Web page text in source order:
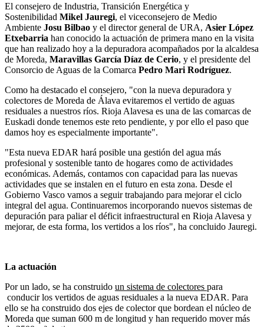
El consejero de Industria, Transición Energética y
Sostenibilidad Mikel Jauregi, el viceconsejero de Medio
Ambiente Josu Bilbao y el director general de URA, Asier López
Etxebarria han conocido la actuación de primera mano en la visita
que han realizado hoy a la depuradora acompañados por la alcaldesa
de Moreda, Maravillas García Díaz de Cerio, y el presidente del
Consorcio de Aguas de la Comarca Pedro Mari Rodríguez.
Como ha destacado el consejero, "con la nueva depuradora y
colectores de Moreda de Álava evitaremos el vertido de aguas
residuales a nuestros ríos. Rioja Alavesa es una de las comarcas de
Euskadi donde tenemos este reto pendiente, y por ello el paso que
damos hoy es especialmente importante".
"Esta nueva EDAR hará posible una gestión del agua más
profesional y sostenible tanto de hogares como de actividades
económicas. Además, contamos con capacidad para las nuevas
actividades que se instalen en el futuro en esta zona. Desde el
Gobierno Vasco vamos a seguir trabajando para mejorar el ciclo
integral del agua. Continuaremos incorporando nuevos sistemas de
depuración para paliar el déficit infraestructural en Rioja Alavesa y
mejorar, de esta forma, los vertidos a los ríos", ha concluido Jauregi.
La actuación
Por un lado, se ha construido un sistema de colectores para
conducir los vertidos de aguas residuales a la nueva EDAR. Para
ello se ha construido dos ejes de colector que bordean el núcleo de
Moreda que suman 600 m de longitud y han requerido mover más